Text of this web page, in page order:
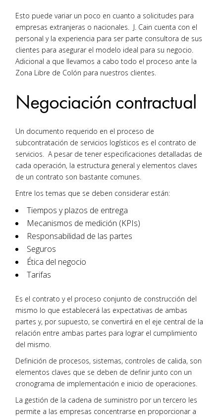
Esto puede variar un poco en cuanto a solicitudes para
empresas extranjeras o nacionales. J. Cain cuenta con el
personal y la experiencia para ser parte consultora de sus
clientes para asegurar el modelo ideal para su negocio.
Adicional a que llevamos a cabo todo el proceso ante la
Zona Libre de Colón para nuestros clientes.
Negociación contractual
Un documento requerido en el proceso de
subcontratación de servicios logísticos es el contrato de
servicios. A pesar de tener especificaciones detalladas de
cada operación, la estructura general y elementos claves
de un contrato son bastante comunes.
Entre los temas que se deben considerar están:
Tiempos y plazos de entrega
Mecanismos de medición (KPIs)
Responsabilidad de las partes
Seguros
Ética del negocio
Tarifas
Es el contrato y el proceso conjunto de construcción del
mismo lo que establecerá las expectativas de ambas
partes y, por supuesto, se convertirá en el eje central de la
relación entre ambas partes para lograr el cumplimiento
del mismo.
Definición de procesos, sistemas, controles de calida, son
elementos claves que se deben de definir junto con un
cronograma de implementación e inicio de operaciones.
La gestión de la cadena de suministro por un tercero les
permite a las empresas concentrarse en proporcionar a